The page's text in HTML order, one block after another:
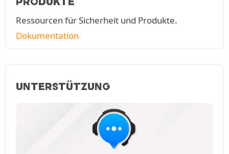
Ressourcen für Sicherheit und Produkte.
Dokumentation
UNTERSTÜTZUNG